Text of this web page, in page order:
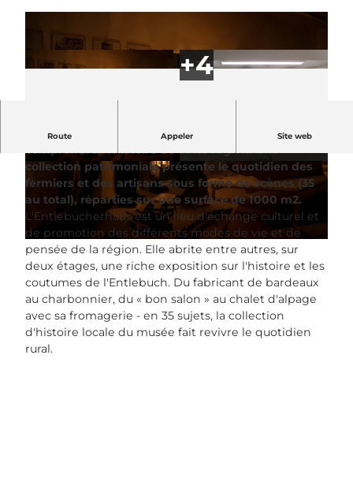
© Laila Bosco
© UNESCO Biosphäre Entlebuch / Laila Bosco © UNESCO Biosphäre Entlebuch / Laila Bosco
Route Appeler Site web
C'est au musée de l'Entlebucherhaus que vous
comprendrez l'histoire de cette région. Une
collection patrimoniale présente le quotidien des
fermiers et des artisans sous forme de scènes (35
au total), réparties sur une surface de 1000 m2.
L'Entlebucherhaus est un lieu d'échange culturel et
de promotion des différents modes de vie et de
pensée de la région. Elle abrite entre autres, sur
deux étages, une riche exposition sur l'histoire et les
coutumes de l'Entlebuch. Du fabricant de bardeaux
au charbonnier, du « bon salon » au chalet d'alpage
avec sa fromagerie - en 35 sujets, la collection
d'histoire locale du musée fait revivre le quotidien
rural.